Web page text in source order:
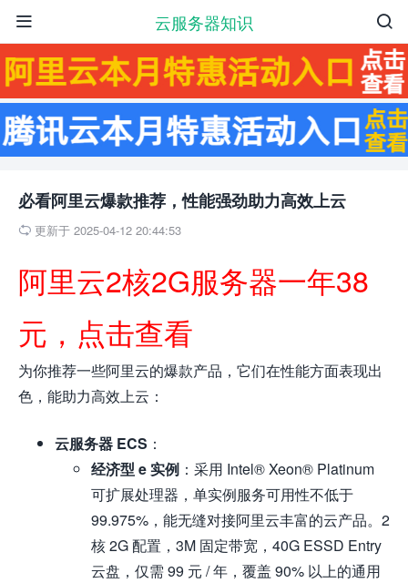
云服务器知识 

必看阿里云爆款推荐，性能强劲助力高效上云
 更新于 2025-04-12 20:44:53
阿里云2核2G服务器一年38
元，点击查看
为你推荐一些阿里云的爆款产品，它们在性能方面表现出
色，能助力高效上云：
云服务器 ECS ：
经济型 e 实例 ：采用 Intel® Xeon® Platinum
可扩展处理器，单实例服务可用性不低于
99.975%，能无缝对接阿里云丰富的云产品。2
核 2G 配置，3M 固定带宽，40G ESSD Entry
云盘，仅需 99 元 / 年，覆盖 90% 以上的通用